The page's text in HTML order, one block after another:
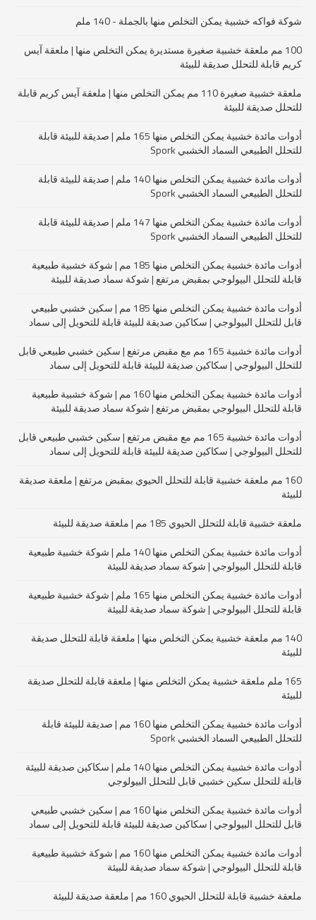
شوكة فواكه خشبية يمكن التخلص منها بالجملة - 140 ملم
100 مم ملعقة خشبية صغيرة مستديرة يمكن التخلص منها | ملعقة آيس
كريم قابلة للتحلل صديقة للبيئة
ملعقة خشبية صغيرة 110 مم يمكن التخلص منها | ملعقة آيس كريم قابلة
للتحلل صديقة للبيئة
أدوات مائدة خشبية يمكن التخلص منها 165 ملم | صديقة للبيئة قابلة
للتحلل الطبيعي السماد الخشبي Spork
أدوات مائدة خشبية يمكن التخلص منها 140 ملم | صديقة للبيئة قابلة
للتحلل الطبيعي السماد الخشبي Spork
أدوات مائدة خشبية يمكن التخلص منها 147 ملم | صديقة للبيئة قابلة
للتحلل الطبيعي السماد الخشبي Spork
أدوات مائدة خشبية يمكن التخلص منها 185 مم | شوكة خشبية طبيعية
قابلة للتحلل البيولوجي بمقبض مرتفع | شوكة سماد صديقة للبيئة
أدوات مائدة خشبية يمكن التخلص منها 185 مم | سكين خشبي طبيعي
قابل للتحلل البيولوجي | سكاكين صديقة للبيئة قابلة للتحويل إلى سماد
أدوات مائدة خشبية 165 مم مع مقبض مرتفع | سكين خشبي طبيعي قابل
للتحلل البيولوجي | سكاكين صديقة للبيئة قابلة للتحويل إلى سماد
أدوات مائدة خشبية يمكن التخلص منها 160 مم | شوكة خشبية طبيعية
قابلة للتحلل البيولوجي بمقبض مرتفع | شوكة سماد صديقة للبيئة
أدوات مائدة خشبية 165 مم مع مقبض مرتفع | سكين خشبي طبيعي قابل
للتحلل البيولوجي | سكاكين صديقة للبيئة قابلة للتحويل إلى سماد
160 مم ملعقة خشبية قابلة للتحلل الحيوي بمقبض مرتفع | ملعقة صديقة
للبيئة
ملعقة خشبية قابلة للتحلل الحيوي 185 مم | ملعقة صديقة للبيئة
أدوات مائدة خشبية يمكن التخلص منها 140 ملم | شوكة خشبية طبيعية
قابلة للتحلل البيولوجي | شوكة سماد صديقة للبيئة
أدوات مائدة خشبية يمكن التخلص منها 165 ملم | شوكة خشبية طبيعية
قابلة للتحلل البيولوجي | شوكة سماد صديقة للبيئة
140 مم ملعقة خشبية يمكن التخلص منها | ملعقة قابلة للتحلل صديقة
للبيئة
165 ملم ملعقة خشبية يمكن التخلص منها | ملعقة قابلة للتحلل صديقة
للبيئة
أدوات مائدة خشبية يمكن التخلص منها 160 مم | صديقة للبيئة قابلة
للتحلل الطبيعي السماد الخشبي Spork
أدوات مائدة خشبية يمكن التخلص منها 140 ملم | سكاكين صديقة للبيئة
قابلة للتحلل سكين خشبي قابل للتحلل البيولوجي
أدوات مائدة خشبية يمكن التخلص منها 160 مم | سكين خشبي طبيعي
قابل للتحلل البيولوجي | سكاكين صديقة للبيئة قابلة للتحويل إلى سماد
أدوات مائدة خشبية يمكن التخلص منها 160 مم | شوكة خشبية طبيعية
قابلة للتحلل البيولوجي | شوكة سماد صديقة للبيئة
ملعقة خشبية قابلة للتحلل الحيوي 160 مم | ملعقة صديقة للبيئة